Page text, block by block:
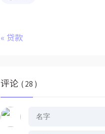
« 贷款
评论 ( 28 )